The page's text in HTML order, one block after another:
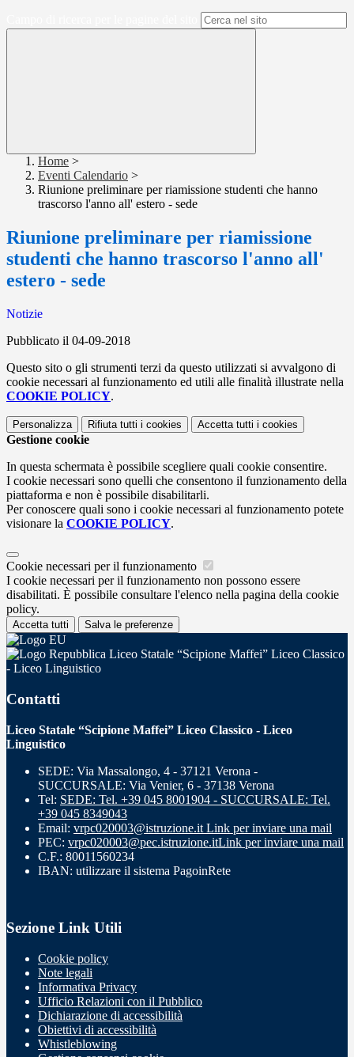
Home >
Eventi Calendario >
Riunione preliminare per riamissione studenti che hanno
trascorso l'anno all' estero - sede
Riunione preliminare per riamissione
studenti che hanno trascorso l'anno all'
estero - sede
Notizie
Pubblicato il 04-09-2018
Questo sito o gli strumenti terzi da questo utilizzati si avvalgono di
cookie necessari al funzionamento ed utili alle finalità illustrate nella
COOKIE POLICY.
Personalizza Rifiuta tutti i cookies Accetta tutti i cookies
Gestione cookie
In questa schermata è possibile scegliere quali cookie consentire.
I cookie necessari sono quelli che consentono il funzionamento della
piattaforma e non è possibile disabilitarli.
Per conoscere quali sono i cookie necessari al funzionamento potete
visionare la COOKIE POLICY.
Cookie necessari per il funzionamento
I cookie necessari per il funzionamento non possono essere
disabilitati. È possibile consultare l'elenco nella pagina della cookie
policy.
Accetta tutti Salva le preferenze
Liceo Statale “Scipione Maffei” Liceo Classico
- Liceo Linguistico
Contatti
Liceo Statale “Scipione Maffei” Liceo Classico - Liceo
Linguistico
SEDE: Via Massalongo, 4 - 37121 Verona -
SUCCURSALE: Via Venier, 6 - 37138 Verona
Tel: SEDE: Tel. +39 045 8001904 - SUCCURSALE: Tel.
+39 045 8349043
Email: vrpc020003@istruzione.it Link per inviare una mail
PEC: vrpc020003@pec.istruzione.itLink per inviare una mail
C.F.: 80011560234
IBAN: utilizzare il sistema PagoinRete
Sezione Link Utili
Cookie policy
Note legali
Informativa Privacy
Ufficio Relazioni con il Pubblico
Dichiarazione di accessibilità
Obiettivi di accessibilità
Whistleblowing